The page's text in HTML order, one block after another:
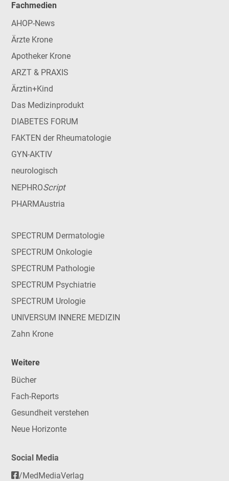
Fachmedien
AHOP-News
Ärzte Krone
Apotheker Krone
ARZT & PRAXIS
Ärztin+Kind
Das Medizinprodukt
DIABETES FORUM
FAKTEN der Rheumatologie
GYN-AKTIV
neurologisch
NEPHROScript
PHARMAustria
SPECTRUM Dermatologie
SPECTRUM Onkologie
SPECTRUM Pathologie
SPECTRUM Psychiatrie
SPECTRUM Urologie
UNIVERSUM INNERE MEDIZIN
Zahn Krone
Weitere
Bücher
Fach-Reports
Gesundheit verstehen
Neue Horizonte
Social Media
/MedMediaVerlag